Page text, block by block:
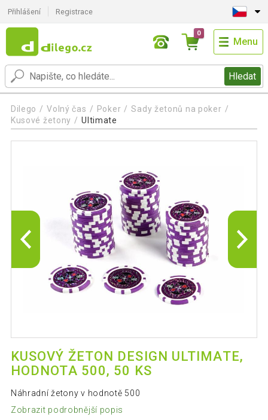
Přihlášení Registrace
Hledat
0
Menu
Dilego Volný čas Poker
Sady žetonů na poker
Kusové žetony
Ultimate
KUSOVÝ ŽETON DESIGN ULTIMATE,
HODNOTA 500, 50 KS
Náhradní žetony v hodnotě 500
Zobrazit podrobnější popis